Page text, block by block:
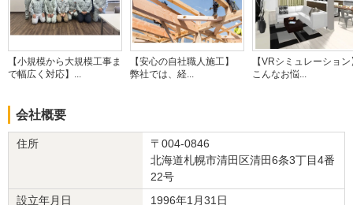
価格
： 1,440,000円
施工地
：北海道
札幌市
工事完了日
： 2026年5月30日
4
工期は短めだったはありがたったです。
ただその分人の出入りが多かった気がすします。
【小規模から大規模工事ま
で幅広く対応】...
【安心の自社職人施工】
弊社では、経...
【VRシミュレーション
こんなお悩...
会社概要
住所
〒004-0846
北海道札幌市清田区清田6条3丁目4番
22号
設立年月日
1996年1月31日